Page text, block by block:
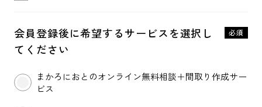
会員登録後に希望するサービスを選択 し
てください
必須
まかろにおとのオンライン無料相談＋間取り作成サー
ビス